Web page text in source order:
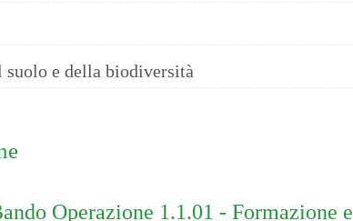
suolo e della biodiversità
Operazione 1.1.01 - Formazione e